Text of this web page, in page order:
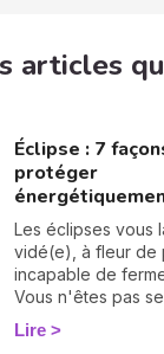
articles
Éclipse : 7
protéger
Les éclipses vous
vidé(e), à fleur de
incapable de
Vous n'êtes pas
surtout : ça se
douceur. Voici 7
Lire